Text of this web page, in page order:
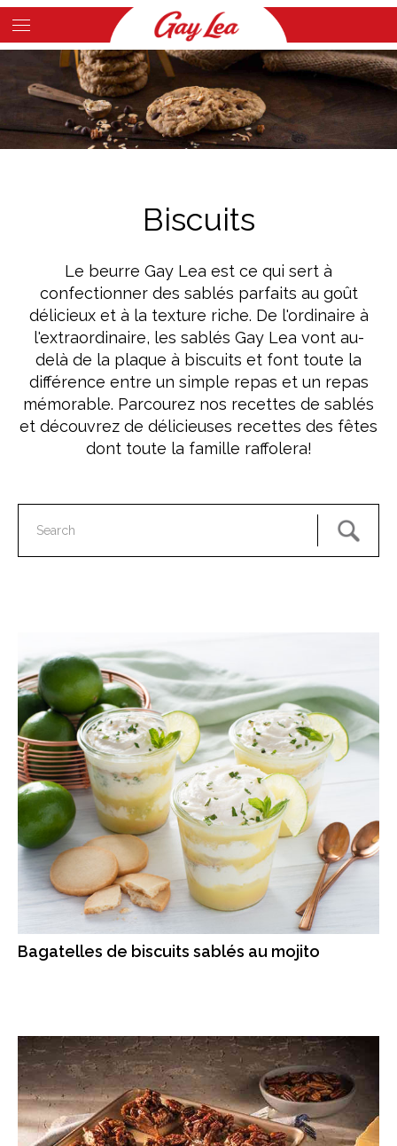
Skip
to
content
Content
Biscuits
Le beurre Gay Lea est ce qui sert à
confectionner des sablés parfaits au goût
délicieux et à la texture riche. De l'ordinaire à
l'extraordinaire, les sablés Gay Lea vont au-
delà de la plaque à biscuits et font toute la
différence entre un simple repas et un repas
mémorable. Parcourez nos recettes de sablés
et découvrez de délicieuses recettes des fêtes
dont toute la famille raffolera!
Bagatelles de biscuits sablés au mojito